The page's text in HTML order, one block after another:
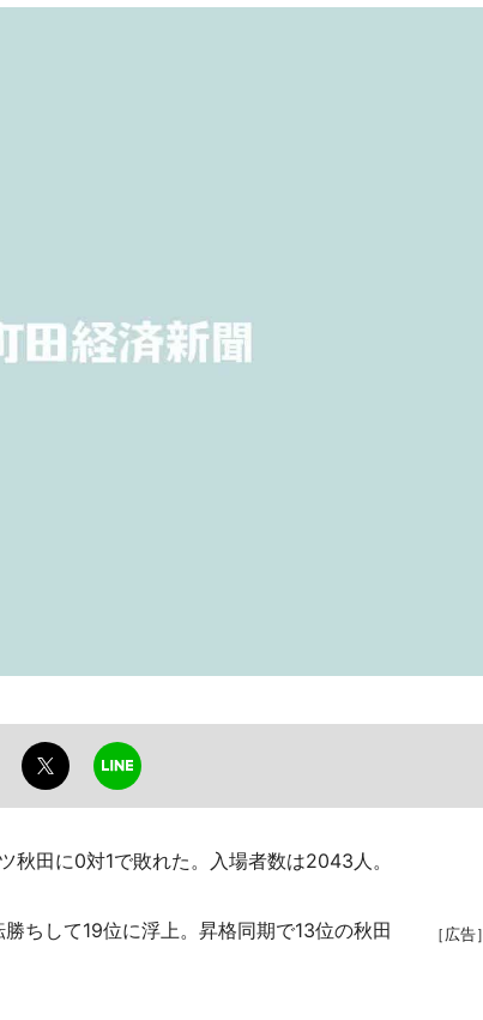
田に0対1で敗れた。入場者数は2043人。
［広告］
ちして19位に浮上。昇格同期で13位の秋田